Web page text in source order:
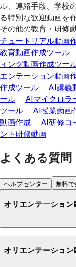
ル、連絡手段、学校
る特別な歓迎動画を
その他の教育・研修
チュートリアル動画
教育動画作成ツール
ィング動画作成ツー
エンテーション動画
作成ツール
AI講義
ール
AIマイクロラ
ツール
AI授業動画
動画作成
AI研修コ
ント研修動画
よくある質問
ヘルプセンター 無料で
オリエンテーショ
オリエンテーショ